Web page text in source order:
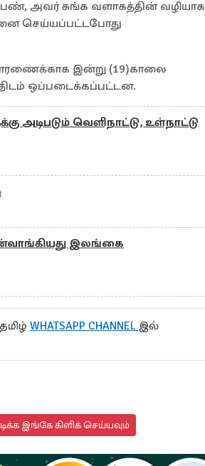
அவர் சுங்க வளாகத்தின் வழியாக
செய்யப்பட்டபோது
இன்று (19)காலை
ஒப்படைக்கப்பட்டன.
அடிபடும் வெளிநாட்டு, உள்நாட்டு
இலங்கை
WHATSAPP CHANNEL இல்
இங்கே கிளிக் செய்யவும்